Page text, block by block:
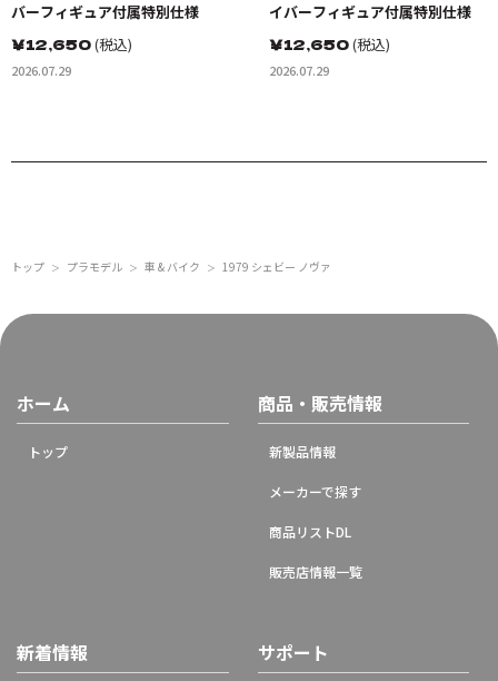
バーフィギュア付属特別仕様
￥12,650(税込)
2026.07.29
イバーフィギュア付属特別仕様
￥12,650(税込)
2026.07.29
トップ ＞ プラモデル ＞ 車 & バイク ＞ 1979 シェビー ノヴァ
ホーム
トップ
商品・販売情報
新製品情報
メーカーで探す
商品リストDL
販売店情報一覧
新着情報 サポート